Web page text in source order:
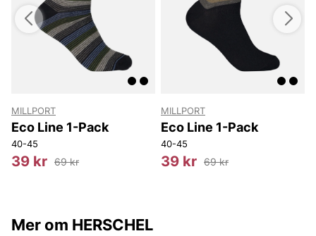
MILLPORT
Eco Line 1-Pack
40-45
39 kr 69 kr
MILLPORT
Eco Line 1-Pack
40-45
39 kr 69 kr
Mer om HERSCHEL